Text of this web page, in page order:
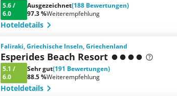
5.6/
6.0
Ausgezeichnet(188 Bewertungen)
97.3 %Weiterempfehlung
Hoteldetails
Faliraki, Griechische Inseln, Griechenland
Esperides Beach Resort
5.1 /
6.0
Sehr gut(191 Bewertungen)
88.5 %Weiterempfehlung
Hoteldetails